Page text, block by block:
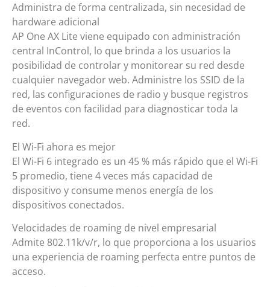
Administra de forma centralizada, sin necesidad de
hardware adicional
AP One AX Lite viene equipado con administración
central InControl, lo que brinda a los usuarios la
posibilidad de controlar y monitorear su red desde
cualquier navegador web. Administre los SSID de la
red, las configuraciones de radio y busque registros
de eventos con facilidad para diagnosticar toda la
red.
El Wi-Fi ahora es mejor
El Wi-Fi 6 integrado es un 45 % más rápido que el Wi-Fi
5 promedio, tiene 4 veces más capacidad de
dispositivo y consume menos energía de los
dispositivos conectados.
Velocidades de roaming de nivel empresarial
Admite 802.11k/v/r, lo que proporciona a los usuarios
una experiencia de roaming perfecta entre puntos de
acceso.